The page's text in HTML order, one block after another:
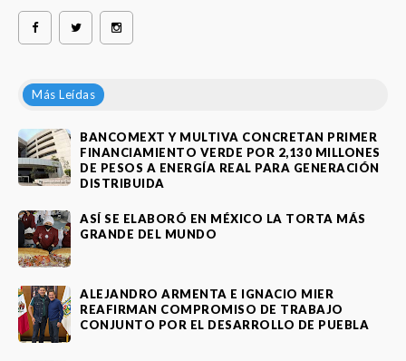
Más Leídas
BANCOMEXT Y MULTIVA CONCRETAN PRIMER
FINANCIAMIENTO VERDE POR 2,130 MILLONES
DE PESOS A ENERGÍA REAL PARA GENERACIÓN
DISTRIBUIDA
ASÍ SE ELABORÓ EN MÉXICO LA TORTA MÁS
GRANDE DEL MUNDO
ALEJANDRO ARMENTA E IGNACIO MIER
REAFIRMAN COMPROMISO DE TRABAJO
CONJUNTO POR EL DESARROLLO DE PUEBLA